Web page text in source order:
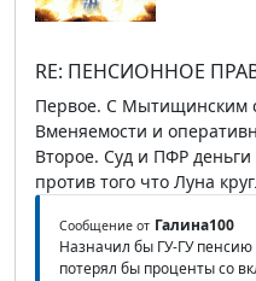
RE: ПЕНСИОННОЕ
Первое. С Мытищинским
Вменяемости и
Второе. Суд и ПФР деньги
против того что Луна
Сообщение от Галина100
Назначил бы ГУ-ГУ
потерял бы проценты со